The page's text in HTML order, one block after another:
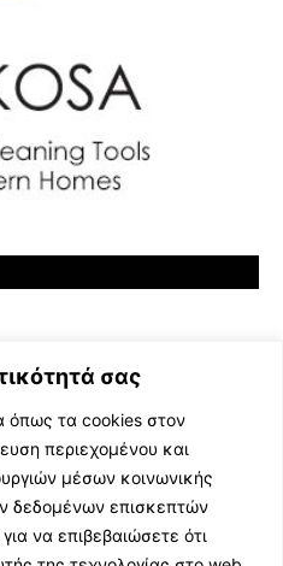
σας
όπως τα cookies στον
περιεχομένου και
μέσων κοινωνικής
δεδομένων επισκεπτών
να επιβεβαιώσετε ότι